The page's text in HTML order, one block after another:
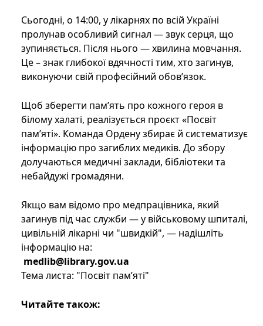
Сьогодні, о 14:00, у лікарнях по всій Україні
пролунав особливий сигнал — звук серця, що
зупиняється. Після нього — хвилина мовчання.
Це – знак глибокої вдячності тим, хто загинув,
виконуючи свій професійний обов’язок.
Щоб зберегти пам’ять про кожного героя в
білому халаті, реалізується проєкт «Посвіт
пам’яті». Команда Ордену збирає й систематизує
інформацію про загиблих медиків. До збору
долучаються медичні заклади, бібліотеки та
небайдужі громадяни.
Якщо вам відомо про медпрацівника, який
загинув під час служби — у військовому шпиталі,
цивільній лікарні чи "швидкій", — надішліть
інформацію на:
medlib@library.gov.ua
Тема листа: "Посвіт пам’яті"
Читайте також: